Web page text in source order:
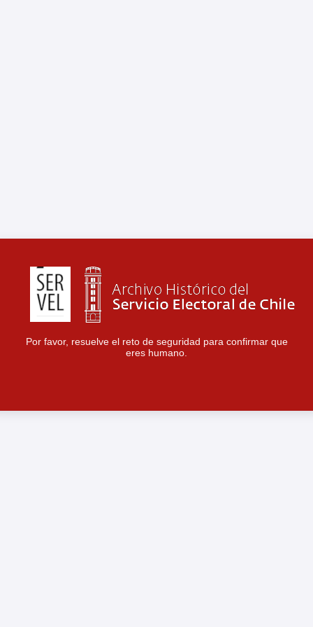
Por favor, resuelve el reto de seguridad para confirmar que
eres humano.